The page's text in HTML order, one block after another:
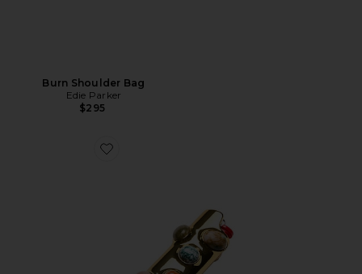
Burn Shoulder Bag
Edie Parker
$295
Favorite CAPAS PARA ISQUEIRO GEMSTONE